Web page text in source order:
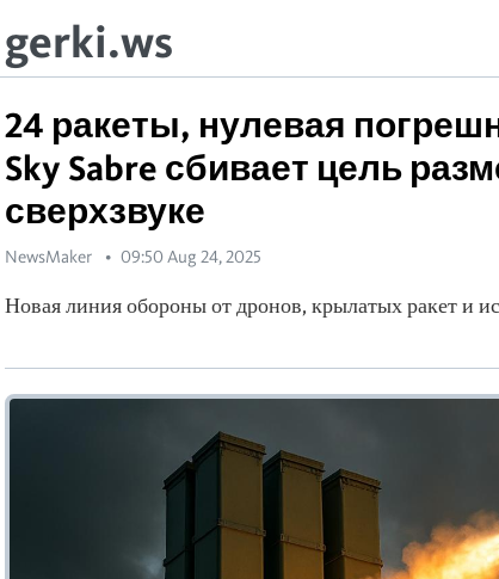
gerki.ws
24 ракеты, нулевая
Sky Sabre сбивает цель
сверхзвуке
NewsMaker 09:50 Aug 24, 2025
Новая линия обороны от дронов, крылатых ракет и